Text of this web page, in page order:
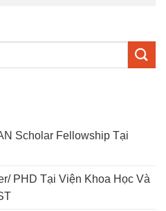
Scholar Fellowship Tại
PHD Tại Viện Khoa Học Và